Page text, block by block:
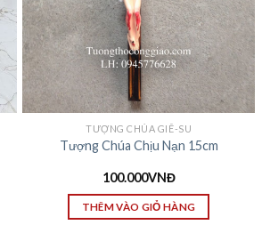
TƯỢNG CHÚA GIÊ-SU
Tượng Chúa Chịu Nạn 15cm
100.000VNĐ
THÊM VÀO GIỎ HÀNG